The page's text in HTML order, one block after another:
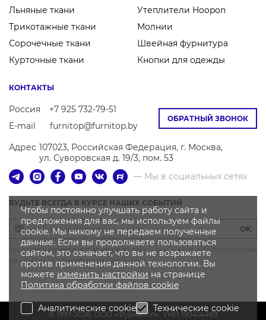
Льняные ткани
Трикотажные ткани
Сорочечные ткани
Курточные ткани
Утеплители Hoopon
Молнии
Швейная фурнитура
Кнопки для одежды
ОБРАТНЫЙ ЗВОНОК
КОНТАКТЫ
Россия
+7 925 732-79-51
E-mail
furnitop@furnitop.by
Адрес 107023, Российская Федерация, г. Москва,
ул. Суворовская д. 19/3, пом. 53
— Мы в социальных сетях
БУДЬТЕ ВСЕГДА В КУРСЕ НАШИХ СОБЫТИЙ
OK
Вы всегда можете отписаться от рассылки, нажав в любом письме
на ссылку «Отписаться от рассылки»
© 1997-2026, OOO «Фурнитоп», УНП 190414469
Чтобы постоянно улучшать работу сайта и
предложения для вас, мы используем файлы
cookie. Мы никому не передаем полученные
данные. Если вы продолжаете пользоваться
сайтом, это означает, что вы не возражаете
против применения данной технологии. Вы
можете изменить настройки на странице
Политика обработки файлов cookie
Аналитические cookie Технические cookie